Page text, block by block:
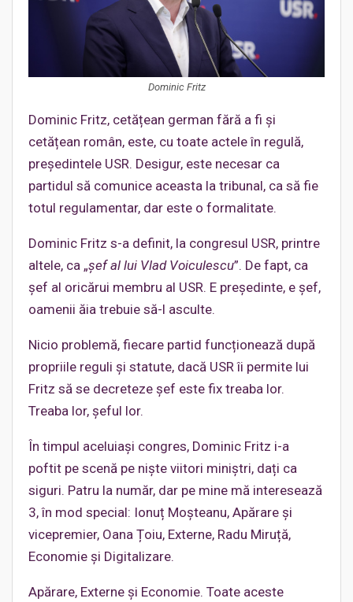
Dominic Fritz
Dominic Fritz, cetățean german fără a fi și
cetățean român, este, cu toate actele în regulă,
președintele USR. Desigur, este necesar ca
partidul să comunice aceasta la tribunal, ca să fie
totul regulamentar, dar este o formalitate.
Dominic Fritz s-a definit, la congresul USR, printre
altele, ca „șef al lui Vlad Voiculescu”. De fapt, ca
șef al oricărui membru al USR. E președinte, e șef,
oamenii ăia trebuie să-l asculte.
Nicio problemă, fiecare partid funcționează după
propriile reguli și statute, dacă USR îi permite lui
Fritz să se decreteze șef este fix treaba lor.
Treaba lor, șeful lor.
În timpul aceluiași congres, Dominic Fritz i-a
poftit pe scenă pe niște viitori miniștri, dați ca
siguri. Patru la număr, dar pe mine mă interesează
3, în mod special: Ionuț Moșteanu, Apărare și
vicepremier, Oana Țoiu, Externe, Radu Miruță,
Economie și Digitalizare.
Apărare, Externe și Economie. Toate aceste